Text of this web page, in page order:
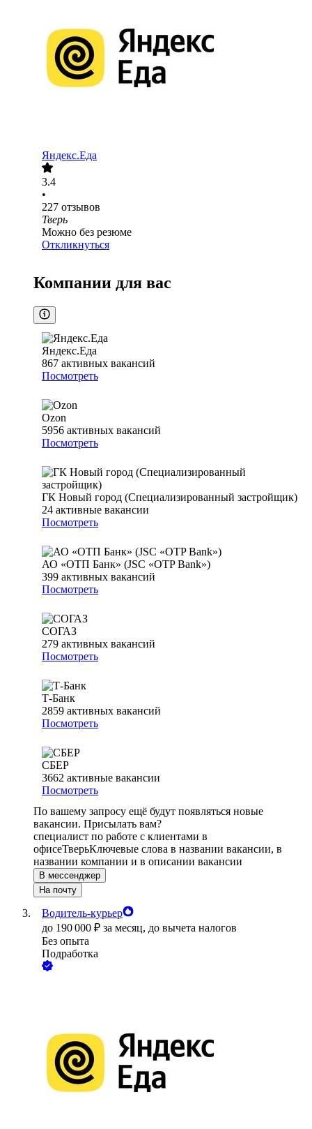
Яндекс.Еда
3.4
•
227 отзывов
Тверь
Можно без резюме
Откликнуться
Компании для вас
Яндекс.Еда
867 активных вакансий
Посмотреть
Ozon
5956 активных вакансий
Посмотреть
ГК Новый город (Специализированный застройщик)
24 активные вакансии
Посмотреть
АО «ОТП Банк» (JSC «OTP Bank»)
399 активных вакансий
Посмотреть
СОГАЗ
279 активных вакансий
Посмотреть
Т-Банк
2859 активных вакансий
Посмотреть
СБЕР
3662 активные вакансии
Посмотреть
По вашему запросу ещё будут появляться новые
вакансии. Присылать вам?
специалист по работе с клиентами в
офисеТверьКлючевые слова в названии вакансии, в
названии компании и в описании вакансии
В мессенджер
На почту
Водитель-курьер
до 190 000 ₽ за месяц, до вычета налогов
Без опыта
Подработка